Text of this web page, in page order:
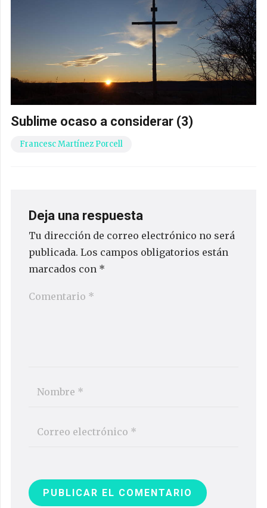
Sublime ocaso a considerar (3)
Francesc Martínez Porcell
Deja una respuesta
Tu dirección de correo electrónico no será
publicada. Los campos obligatorios están
marcados con *
PUBLICAR EL COMENTARIO